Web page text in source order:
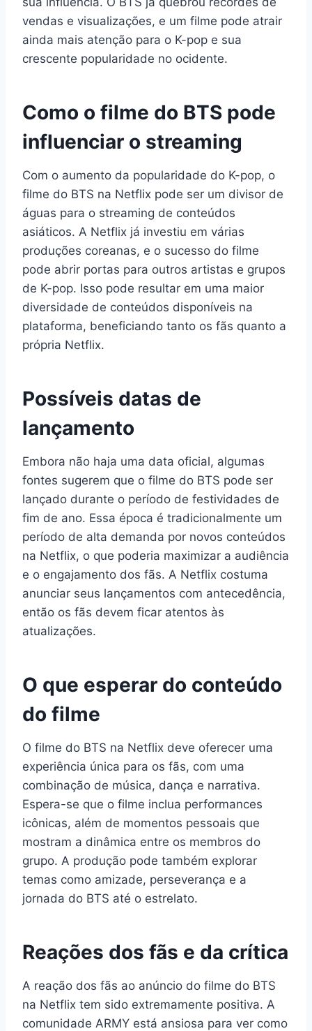
vendas e visualizações, e um filme pode atrair
ainda mais atenção para o K-pop e sua
crescente popularidade no ocidente.
Como o filme do BTS pode
influenciar o streaming
Com o aumento da popularidade do K-pop, o
filme do BTS na Netflix pode ser um divisor de
águas para o streaming de conteúdos
asiáticos. A Netflix já investiu em várias
produções coreanas, e o sucesso do filme
pode abrir portas para outros artistas e grupos
de K-pop. Isso pode resultar em uma maior
diversidade de conteúdos disponíveis na
plataforma, beneficiando tanto os fãs quanto a
própria Netflix.
Possíveis datas de
lançamento
Embora não haja uma data oficial, algumas
fontes sugerem que o filme do BTS pode ser
lançado durante o período de festividades de
fim de ano. Essa época é tradicionalmente um
período de alta demanda por novos conteúdos
na Netflix, o que poderia maximizar a audiência
e o engajamento dos fãs. A Netflix costuma
anunciar seus lançamentos com antecedência,
então os fãs devem ficar atentos às
atualizações.
O que esperar do conteúdo
do filme
O filme do BTS na Netflix deve oferecer uma
experiência única para os fãs, com uma
combinação de música, dança e narrativa.
Espera-se que o filme inclua performances
icônicas, além de momentos pessoais que
mostram a dinâmica entre os membros do
grupo. A produção pode também explorar
temas como amizade, perseverança e a
jornada do BTS até o estrelato.
Reações dos fãs e da crítica
A reação dos fãs ao anúncio do filme do BTS
na Netflix tem sido extremamente positiva. A
comunidade ARMY está ansiosa para ver como